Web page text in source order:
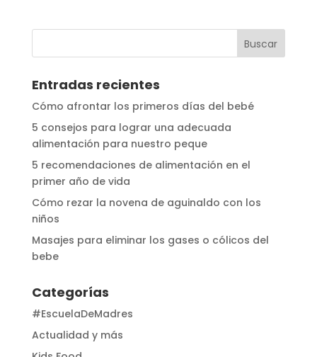
Entradas recientes
Cómo afrontar los primeros días del bebé
5 consejos para lograr una adecuada
alimentación para nuestro peque
5 recomendaciones de alimentación en el
primer año de vida
Cómo rezar la novena de aguinaldo con los
niños
Masajes para eliminar los gases o cólicos del
bebe
Categorías
#EscuelaDeMadres
Actualidad y más